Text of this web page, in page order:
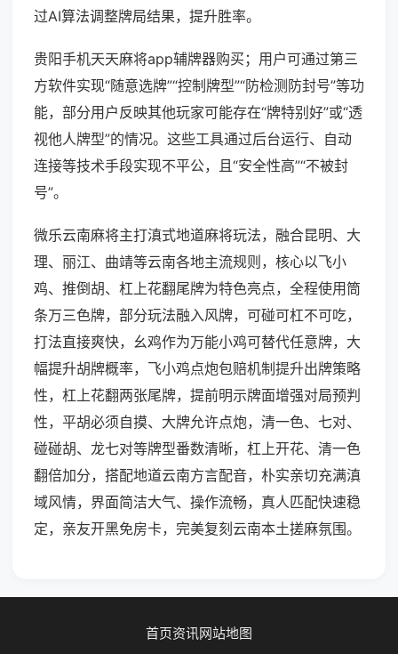
过AI算法调整牌局结果，提升胜率。
贵阳手机天天麻将app辅牌器购买；用户可通过第三
方软件实现“随意选牌”“控制牌型”“防检测防封号”等功
能，部分用户反映其他玩家可能存在“牌特别好”或“透
视他人牌型”的情况。这些工具通过后台运行、自动
连接等技术手段实现不平公，且“安全性高”“不被封
号”。
微乐云南麻将主打滇式地道麻将玩法，融合昆明、大
理、丽江、曲靖等云南各地主流规则，核心以飞小
鸡、推倒胡、杠上花翻尾牌为特色亮点，全程使用筒
条万三色牌，部分玩法融入风牌，可碰可杠不可吃，
打法直接爽快，幺鸡作为万能小鸡可替代任意牌，大
幅提升胡牌概率，飞小鸡点炮包赔机制提升出牌策略
性，杠上花翻两张尾牌，提前明示牌面增强对局预判
性，平胡必须自摸、大牌允许点炮，清一色、七对、
碰碰胡、龙七对等牌型番数清晰，杠上开花、清一色
翻倍加分，搭配地道云南方言配音，朴实亲切充满滇
域风情，界面简洁大气、操作流畅，真人匹配快速稳
定，亲友开黑免房卡，完美复刻云南本土搓麻氛围。
首页资讯网站地图